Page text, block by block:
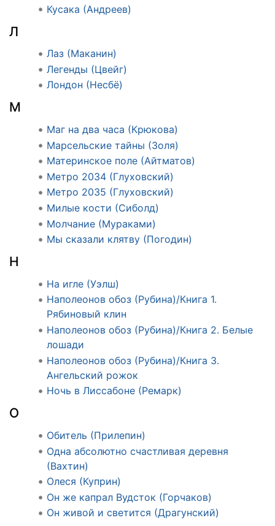
Кусака (Андреев)
Л
Лаз (Маканин)
Легенды (Цвейг)
Лондон (Несбё)
М
Маг на два часа (Крюкова)
Марсельские тайны (Золя)
Материнское поле (Айтматов)
Метро 2034 (Глуховский)
Метро 2035 (Глуховский)
Милые кости (Сиболд)
Молчание (Мураками)
Мы сказали клятву (Погодин)
Н
На игле (Уэлш)
Наполеонов обоз (Рубина)/Книга 1.
Рябиновый клин
Наполеонов обоз (Рубина)/Книга 2. Белые
лошади
Наполеонов обоз (Рубина)/Книга 3.
Ангельский рожок
Ночь в Лиссабоне (Ремарк)
О
Обитель (Прилепин)
Одна абсолютно счастливая деревня
(Вахтин)
Олеся (Куприн)
Он же капрал Вудсток (Горчаков)
Он живой и светится (Драгунский)